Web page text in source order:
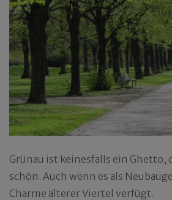
Grünau ist keinesfalls ein Ghetto,
schön. Auch wenn es als
Charme älterer Viertel verfügt.